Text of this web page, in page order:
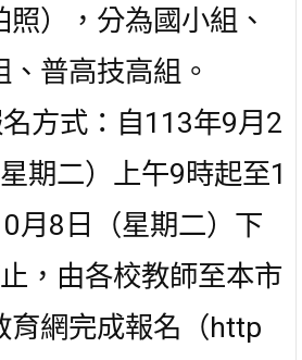
照），分為國小組、
、普高技高組。
方式：自113年9月2
期二）上午9時起至1
月8日（星期二）下
，由各校教師至本市
育網完成報名（http